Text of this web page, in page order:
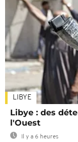
LIBYE
Libye : des
l'Ouest
Il y a 6 heures